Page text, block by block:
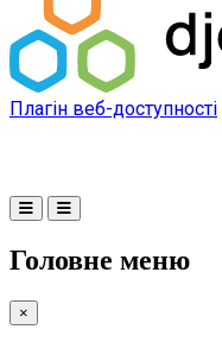
Плагін веб-доступності
Головне меню
×